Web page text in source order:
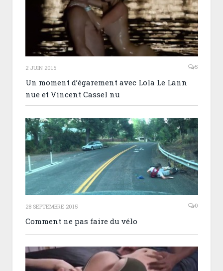
2 JUIN 2015 5
Un moment d’égarement avec Lola Le Lann
nue et Vincent Cassel nu
28 SEPTEMBRE 2015 0
Comment ne pas faire du vélo